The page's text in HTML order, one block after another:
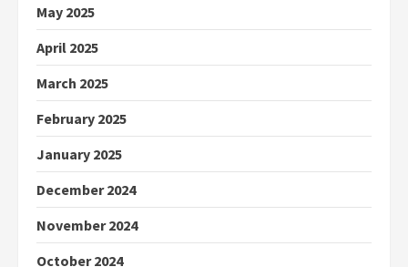
May 2025
April 2025
March 2025
February 2025
January 2025
December 2024
November 2024
October 2024